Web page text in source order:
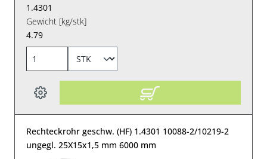
1.4301
Gewicht [kg/stk]
4.79
Rechteckrohr geschw. (HF) 1.4301 10088-2/10219-2
ungegl. 25X15x1,5 mm 6000 mm